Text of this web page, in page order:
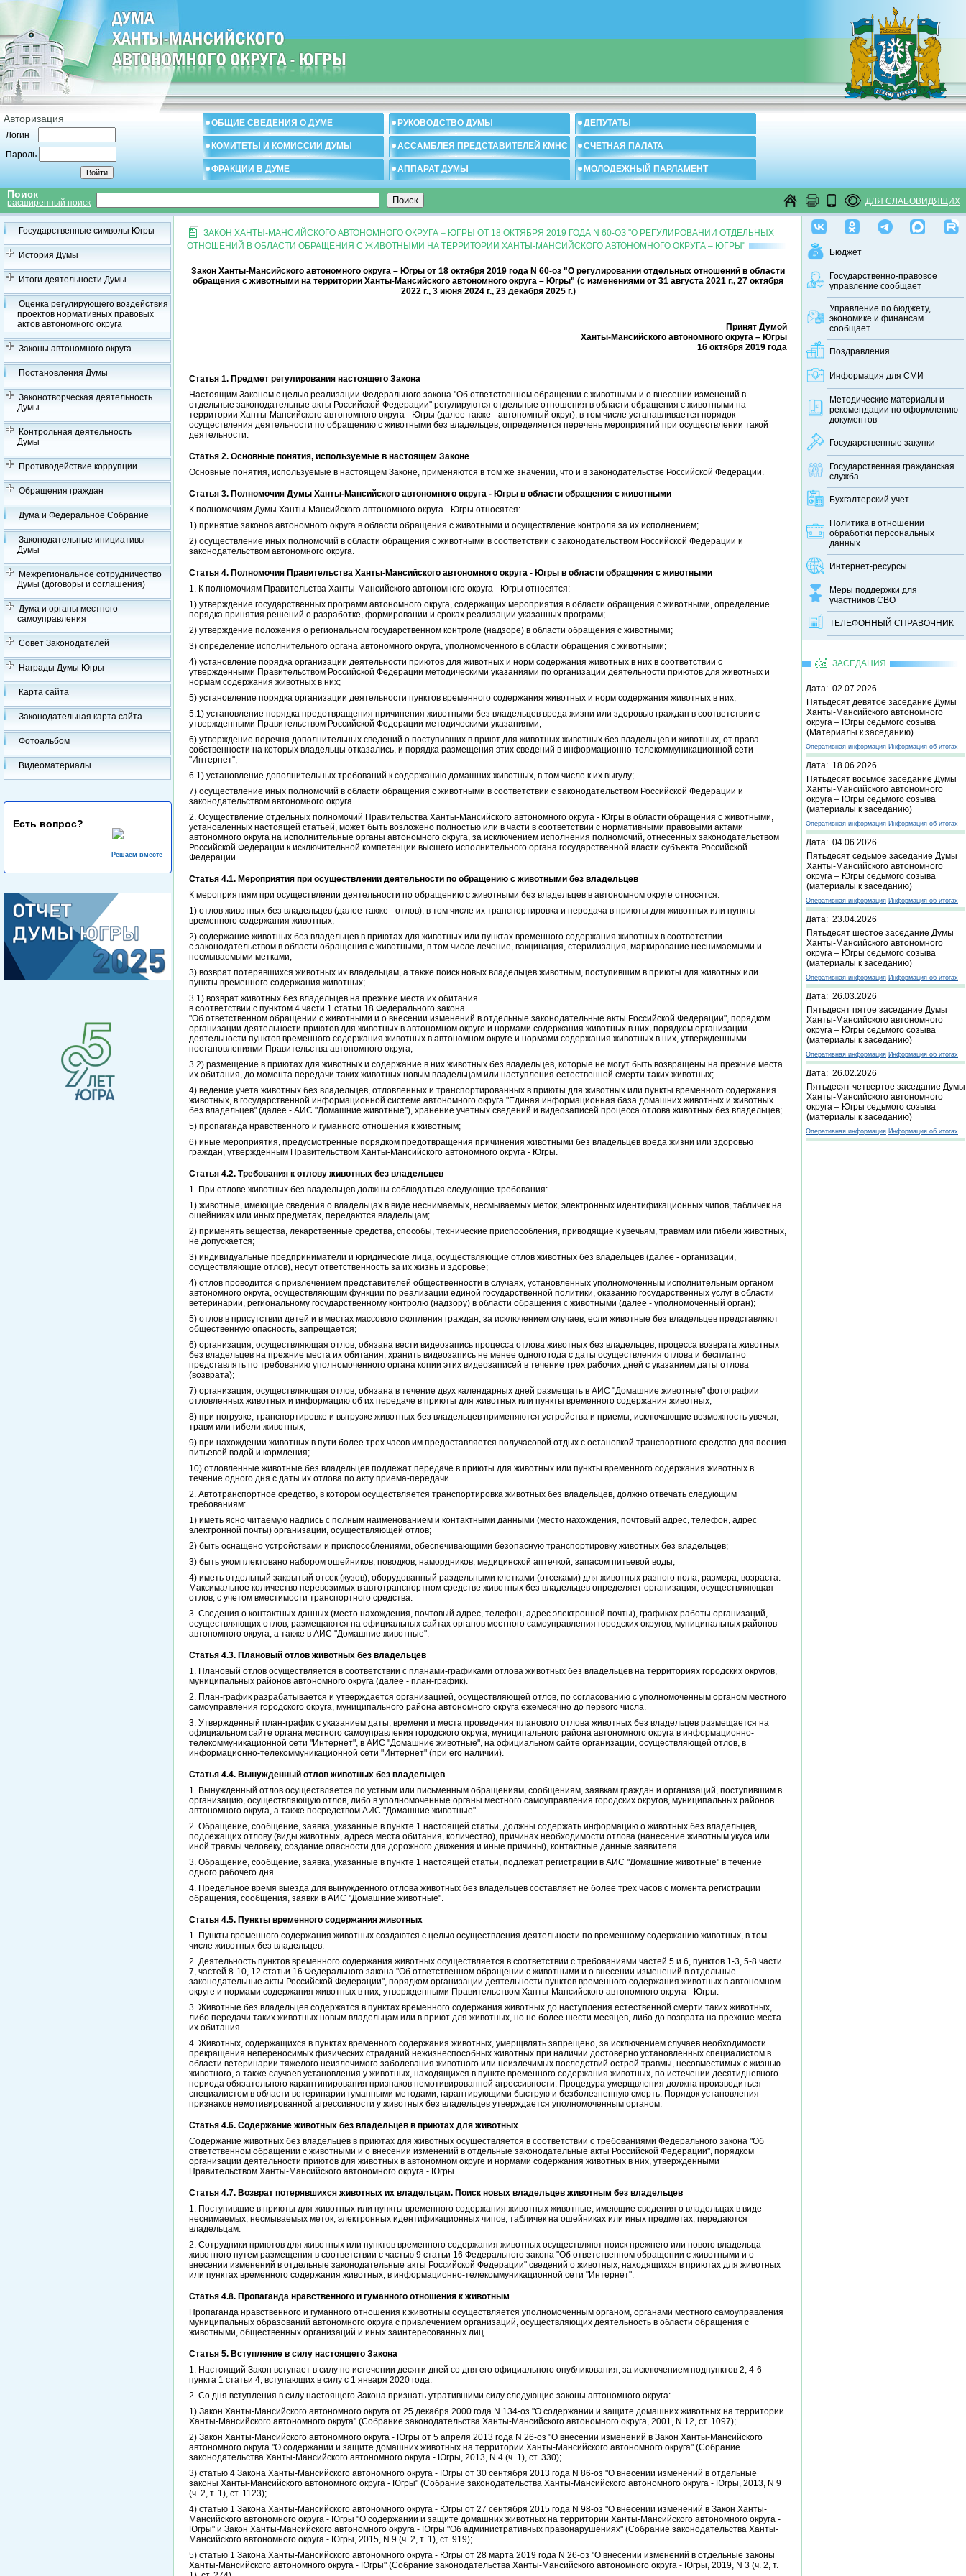
Авторизация
Логин
Пароль
ОБЩИЕ СВЕДЕНИЯ О ДУМЕ РУКОВОДСТВО ДУМЫ ДЕПУТАТЫ
КОМИТЕТЫ И КОМИССИИ ДУМЫ АССАМБЛЕЯ ПРЕДСТАВИТЕЛЕЙ КМНС СЧЕТНАЯ ПАЛАТА
ФРАКЦИИ В ДУМЕ АППАРАТ ДУМЫ МОЛОДЕЖНЫЙ ПАРЛАМЕНТ
Поиск
расширенный поиск ДЛЯ СЛАБОВИДЯЩИХ
Государственные символы Югры
История Думы
Итоги деятельности Думы
Оценка регулирующего воздействия
проектов нормативных правовых
актов автономного округа
Законы автономного округа
Постановления Думы
Законотворческая деятельность
Думы
Контрольная деятельность
Думы
Противодействие коррупции
Обращения граждан
Дума и Федеральное Собрание
Законодательные инициативы
Думы
Межрегиональное сотрудничество
Думы (договоры и соглашения)
Дума и органы местного
самоуправления
Совет Законодателей
Награды Думы Югры
Карта сайта
Законодательная карта сайта
Фотоальбом
Видеоматериалы
Есть вопрос?
Решаем вместе
Бюджет
Государственно-правовое
управление сообщает
Управление по бюджету,
экономике и финансам
сообщает
Поздравления
Информация для СМИ
Методические материалы и
рекомендации по оформлению
документов
Государственные закупки
Государственная гражданская
служба
Бухгалтерский учет
Политика в отношении
обработки персональных
данных
Интернет-ресурсы
Меры поддержки для
участников СВО
ТЕЛЕФОННЫЙ CПРАВОЧНИК
ЗАСЕДАНИЯ
Дата: 02.07.2026
Пятьдесят девятое заседание Думы
Ханты-Мансийского автономного
округа – Югры седьмого созыва
(Материалы к заседанию)
Оперативная информация Информация об итогах
Дата: 18.06.2026
Пятьдесят восьмое заседание Думы
Ханты-Мансийского автономного
округа – Югры седьмого созыва
(материалы к заседанию)
Оперативная информация Информация об итогах
Дата: 04.06.2026
Пятьдесят седьмое заседание Думы
Ханты-Мансийского автономного
округа – Югры седьмого созыва
(материалы к заседанию)
Оперативная информация Информация об итогах
Дата: 23.04.2026
Пятьдесят шестое заседание Думы
Ханты-Мансийского автономного
округа – Югры седьмого созыва
(материалы к заседанию)
Оперативная информация Информация об итогах
Дата: 26.03.2026
Пятьдесят пятое заседание Думы
Ханты-Мансийского автономного
округа – Югры седьмого созыва
(материалы к заседанию)
Оперативная информация Информация об итогах
Дата: 26.02.2026
Пятьдесят четвертое заседание Думы
Ханты-Мансийского автономного
округа – Югры седьмого созыва
(материалы к заседанию)
Оперативная информация Информация об итогах
ЗАКОН ХАНТЫ-МАНСИЙСКОГО АВТОНОМНОГО ОКРУГА – ЮГРЫ ОТ 18 ОКТЯБРЯ 2019 ГОДА N 60-ОЗ "О РЕГУЛИРОВАНИИ ОТДЕЛЬНЫХ
ОТНОШЕНИЙ В ОБЛАСТИ ОБРАЩЕНИЯ С ЖИВОТНЫМИ НА ТЕРРИТОРИИ ХАНТЫ-МАНСИЙСКОГО АВТОНОМНОГО ОКРУГА – ЮГРЫ"
Закон Ханты-Мансийского автономного округа – Югры от 18 октября 2019 года N 60-оз "О регулировании отдельных отношений в области
обращения с животными на территории Ханты-Мансийского автономного округа – Югры" (с изменениями от 31 августа 2021 г., 27 октября
2022 г., 3 июня 2024 г., 23 декабря 2025 г.)
Принят Думой
Ханты-Мансийского автономного округа – Югры
16 октября 2019 года
Статья 1. Предмет регулирования настоящего Закона
Настоящим Законом с целью реализации Федерального закона "Об ответственном обращении с животными и о внесении изменений в
отдельные законодательные акты Российской Федерации" регулируются отдельные отношения в области обращения с животными на
территории Ханты-Мансийского автономного округа - Югры (далее также - автономный округ), в том числе устанавливается порядок
осуществления деятельности по обращению с животными без владельцев, определяется перечень мероприятий при осуществлении такой
деятельности.
Статья 2. Основные понятия, используемые в настоящем Законе
Основные понятия, используемые в настоящем Законе, применяются в том же значении, что и в законодательстве Российской Федерации.
Статья 3. Полномочия Думы Ханты-Мансийского автономного округа - Югры в области обращения с животными
К полномочиям Думы Ханты-Мансийского автономного округа - Югры относятся:
1) принятие законов автономного округа в области обращения с животными и осуществление контроля за их исполнением;
2) осуществление иных полномочий в области обращения с животными в соответствии с законодательством Российской Федерации и
законодательством автономного округа.
Статья 4. Полномочия Правительства Ханты-Мансийского автономного округа - Югры в области обращения с животными
1. К полномочиям Правительства Ханты-Мансийского автономного округа - Югры относятся:
1) утверждение государственных программ автономного округа, содержащих мероприятия в области обращения с животными, определение
порядка принятия решений о разработке, формировании и сроках реализации указанных программ;
2) утверждение положения о региональном государственном контроле (надзоре) в области обращения с животными;
3) определение исполнительного органа автономного округа, уполномоченного в области обращения с животными;
4) установление порядка организации деятельности приютов для животных и норм содержания животных в них в соответствии с
утвержденными Правительством Российской Федерации методическими указаниями по организации деятельности приютов для животных и
нормам содержания животных в них;
5) установление порядка организации деятельности пунктов временного содержания животных и норм содержания животных в них;
5.1) установление порядка предотвращения причинения животными без владельцев вреда жизни или здоровью граждан в соответствии с
утвержденными Правительством Российской Федерации методическими указаниями;
6) утверждение перечня дополнительных сведений о поступивших в приют для животных животных без владельцев и животных, от права
собственности на которых владельцы отказались, и порядка размещения этих сведений в информационно-телекоммуникационной сети
"Интернет";
6.1) установление дополнительных требований к содержанию домашних животных, в том числе к их выгулу;
7) осуществление иных полномочий в области обращения с животными в соответствии с законодательством Российской Федерации и
законодательством автономного округа.
2. Осуществление отдельных полномочий Правительства Ханты-Мансийского автономного округа - Югры в области обращения с животными,
установленных настоящей статьей, может быть возложено полностью или в части в соответствии с нормативными правовыми актами
автономного округа на исполнительные органы автономного округа, за исключением исполнения полномочий, отнесенных законодательством
Российской Федерации к исключительной компетенции высшего исполнительного органа государственной власти субъекта Российской
Федерации.
Статья 4.1. Мероприятия при осуществлении деятельности по обращению с животными без владельцев
К мероприятиям при осуществлении деятельности по обращению с животными без владельцев в автономном округе относятся:
1) отлов животных без владельцев (далее также - отлов), в том числе их транспортировка и передача в приюты для животных или пункты
временного содержания животных;
2) содержание животных без владельцев в приютах для животных или пунктах временного содержания животных в соответствии
с законодательством в области обращения с животными, в том числе лечение, вакцинация, стерилизация, маркирование неснимаемыми и
несмываемыми метками;
3) возврат потерявшихся животных их владельцам, а также поиск новых владельцев животным, поступившим в приюты для животных или
пункты временного содержания животных;
3.1) возврат животных без владельцев на прежние места их обитания
в соответствии с пунктом 4 части 1 статьи 18 Федерального закона
"Об ответственном обращении с животными и о внесении изменений в отдельные законодательные акты Российской Федерации", порядком
организации деятельности приютов для животных в автономном округе и нормами содержания животных в них, порядком организации
деятельности пунктов временного содержания животных в автономном округе и нормами содержания животных в них, утвержденными
постановлениями Правительства автономного округа;
3.2) размещение в приютах для животных и содержание в них животных без владельцев, которые не могут быть возвращены на прежние места
их обитания, до момента передачи таких животных новым владельцам или наступления естественной смерти таких животных;
4) ведение учета животных без владельцев, отловленных и транспортированных в приюты для животных или пункты временного содержания
животных, в государственной информационной системе автономного округа "Единая информационная база домашних животных и животных
без владельцев" (далее - АИС "Домашние животные"), хранение учетных сведений и видеозаписей процесса отлова животных без владельцев;
5) пропаганда нравственного и гуманного отношения к животным;
6) иные мероприятия, предусмотренные порядком предотвращения причинения животными без владельцев вреда жизни или здоровью
граждан, утвержденным Правительством Ханты-Мансийского автономного округа - Югры.
Статья 4.2. Требования к отлову животных без владельцев
1. При отлове животных без владельцев должны соблюдаться следующие требования:
1) животные, имеющие сведения о владельцах в виде неснимаемых, несмываемых меток, электронных идентификационных чипов, табличек на
ошейниках или иных предметах, передаются владельцам;
2) применять вещества, лекарственные средства, способы, технические приспособления, приводящие к увечьям, травмам или гибели животных,
не допускается;
3) индивидуальные предприниматели и юридические лица, осуществляющие отлов животных без владельцев (далее - организации,
осуществляющие отлов), несут ответственность за их жизнь и здоровье;
4) отлов проводится с привлечением представителей общественности в случаях, установленных уполномоченным исполнительным органом
автономного округа, осуществляющим функции по реализации единой государственной политики, оказанию государственных услуг в области
ветеринарии, региональному государственному контролю (надзору) в области обращения с животными (далее - уполномоченный орган);
5) отлов в присутствии детей и в местах массового скопления граждан, за исключением случаев, если животные без владельцев представляют
общественную опасность, запрещается;
6) организация, осуществляющая отлов, обязана вести видеозапись процесса отлова животных без владельцев, процесса возврата животных
без владельцев на прежние места их обитания, хранить видеозапись не менее одного года с даты осуществления отлова и бесплатно
представлять по требованию уполномоченного органа копии этих видеозаписей в течение трех рабочих дней с указанием даты отлова
(возврата);
7) организация, осуществляющая отлов, обязана в течение двух календарных дней размещать в АИС "Домашние животные" фотографии
отловленных животных и информацию об их передаче в приюты для животных или пункты временного содержания животных;
8) при погрузке, транспортировке и выгрузке животных без владельцев применяются устройства и приемы, исключающие возможность увечья,
травм или гибели животных;
9) при нахождении животных в пути более трех часов им предоставляется получасовой отдых с остановкой транспортного средства для поения
питьевой водой и кормления;
10) отловленные животные без владельцев подлежат передаче в приюты для животных или пункты временного содержания животных в
течение одного дня с даты их отлова по акту приема-передачи.
2. Автотранспортное средство, в котором осуществляется транспортировка животных без владельцев, должно отвечать следующим
требованиям:
1) иметь ясно читаемую надпись с полным наименованием и контактными данными (место нахождения, почтовый адрес, телефон, адрес
электронной почты) организации, осуществляющей отлов;
2) быть оснащено устройствами и приспособлениями, обеспечивающими безопасную транспортировку животных без владельцев;
3) быть укомплектовано набором ошейников, поводков, намордников, медицинской аптечкой, запасом питьевой воды;
4) иметь отдельный закрытый отсек (кузов), оборудованный раздельными клетками (отсеками) для животных разного пола, размера, возраста.
Максимальное количество перевозимых в автотранспортном средстве животных без владельцев определяет организация, осуществляющая
отлов, с учетом вместимости транспортного средства.
3. Сведения о контактных данных (место нахождения, почтовый адрес, телефон, адрес электронной почты), графиках работы организаций,
осуществляющих отлов, размещаются на официальных сайтах органов местного самоуправления городских округов, муниципальных районов
автономного округа, а также в АИС "Домашние животные".
Статья 4.3. Плановый отлов животных без владельцев
1. Плановый отлов осуществляется в соответствии с планами-графиками отлова животных без владельцев на территориях городских округов,
муниципальных районов автономного округа (далее - план-график).
2. План-график разрабатывается и утверждается организацией, осуществляющей отлов, по согласованию с уполномоченным органом местного
самоуправления городского округа, муниципального района автономного округа ежемесячно до первого числа.
3. Утвержденный план-график с указанием даты, времени и места проведения планового отлова животных без владельцев размещается на
официальном сайте органа местного самоуправления городского округа, муниципального района автономного округа в информационно-
телекоммуникационной сети "Интернет", в АИС "Домашние животные", на официальном сайте организации, осуществляющей отлов, в
информационно-телекоммуникационной сети "Интернет" (при его наличии).
Статья 4.4. Вынужденный отлов животных без владельцев
1. Вынужденный отлов осуществляется по устным или письменным обращениям, сообщениям, заявкам граждан и организаций, поступившим в
организацию, осуществляющую отлов, либо в уполномоченные органы местного самоуправления городских округов, муниципальных районов
автономного округа, а также посредством АИС "Домашние животные".
2. Обращение, сообщение, заявка, указанные в пункте 1 настоящей статьи, должны содержать информацию о животных без владельцев,
подлежащих отлову (виды животных, адреса места обитания, количество), причинах необходимости отлова (нанесение животным укуса или
иной травмы человеку, создание опасности для дорожного движения и иные причины), контактные данные заявителя.
3. Обращение, сообщение, заявка, указанные в пункте 1 настоящей статьи, подлежат регистрации в АИС "Домашние животные" в течение
одного рабочего дня.
4. Предельное время выезда для вынужденного отлова животных без владельцев составляет не более трех часов с момента регистрации
обращения, сообщения, заявки в АИС "Домашние животные".
Статья 4.5. Пункты временного содержания животных
1. Пункты временного содержания животных создаются с целью осуществления деятельности по временному содержанию животных, в том
числе животных без владельцев.
2. Деятельность пунктов временного содержания животных осуществляется в соответствии с требованиями частей 5 и 6, пунктов 1-3, 5-8 части
7, частей 8-10, 12 статьи 16 Федерального закона "Об ответственном обращении с животными и о внесении изменений в отдельные
законодательные акты Российской Федерации", порядком организации деятельности пунктов временного содержания животных в автономном
округе и нормами содержания животных в них, утвержденными Правительством Ханты-Мансийского автономного округа - Югры.
3. Животные без владельцев содержатся в пунктах временного содержания животных до наступления естественной смерти таких животных,
либо передачи таких животных новым владельцам или в приют для животных, но не более шести месяцев, либо до возврата на прежние места
их обитания.
4. Животных, содержащихся в пунктах временного содержания животных, умерщвлять запрещено, за исключением случаев необходимости
прекращения непереносимых физических страданий нежизнеспособных животных при наличии достоверно установленных специалистом в
области ветеринарии тяжелого неизлечимого заболевания животного или неизлечимых последствий острой травмы, несовместимых с жизнью
животного, а также случаев установления у животных, находящихся в пункте временного содержания животных, по истечении десятидневного
периода обязательного карантинирования признаков немотивированной агрессивности. Процедура умерщвления должна производиться
специалистом в области ветеринарии гуманными методами, гарантирующими быструю и безболезненную смерть. Порядок установления
признаков немотивированной агрессивности у животных без владельцев утверждается уполномоченным органом.
Статья 4.6. Содержание животных без владельцев в приютах для животных
Содержание животных без владельцев в приютах для животных осуществляется в соответствии с требованиями Федерального закона "Об
ответственном обращении с животными и о внесении изменений в отдельные законодательные акты Российской Федерации", порядком
организации деятельности приютов для животных в автономном округе и нормами содержания животных в них, утвержденными
Правительством Ханты-Мансийского автономного округа - Югры.
Статья 4.7. Возврат потерявшихся животных их владельцам. Поиск новых владельцев животным без владельцев
1. Поступившие в приюты для животных или пункты временного содержания животных животные, имеющие сведения о владельцах в виде
неснимаемых, несмываемых меток, электронных идентификационных чипов, табличек на ошейниках или иных предметах, передаются
владельцам.
2. Сотрудники приютов для животных или пунктов временного содержания животных осуществляют поиск прежнего или нового владельца
животного путем размещения в соответствии с частью 9 статьи 16 Федерального закона "Об ответственном обращении с животными и о
внесении изменений в отдельные законодательные акты Российской Федерации" сведений о животных, находящихся в приютах для животных
или пунктах временного содержания животных, в информационно-телекоммуникационной сети "Интернет".
Статья 4.8. Пропаганда нравственного и гуманного отношения к животным
Пропаганда нравственного и гуманного отношения к животным осуществляется уполномоченным органом, органами местного самоуправления
муниципальных образований автономного округа с привлечением организаций, осуществляющих деятельность в области обращения с
животными, общественных организаций и иных заинтересованных лиц.
Статья 5. Вступление в силу настоящего Закона
1. Настоящий Закон вступает в силу по истечении десяти дней со дня его официального опубликования, за исключением подпунктов 2, 4-6
пункта 1 статьи 4, вступающих в силу с 1 января 2020 года.
2. Со дня вступления в силу настоящего Закона признать утратившими силу следующие законы автономного округа:
1) Закон Ханты-Мансийского автономного округа от 25 декабря 2000 года N 134-оз "О содержании и защите домашних животных на территории
Ханты-Мансийского автономного округа" (Собрание законодательства Ханты-Мансийского автономного округа, 2001, N 12, ст. 1097);
2) Закон Ханты-Мансийского автономного округа - Югры от 5 апреля 2013 года N 26-оз "О внесении изменений в Закон Ханты-Мансийского
автономного округа "О содержании и защите домашних животных на территории Ханты-Мансийского автономного округа" (Собрание
законодательства Ханты-Мансийского автономного округа - Югры, 2013, N 4 (ч. 1), ст. 330);
3) статью 4 Закона Ханты-Мансийского автономного округа - Югры от 30 сентября 2013 года N 86-оз "О внесении изменений в отдельные
законы Ханты-Мансийского автономного округа - Югры" (Собрание законодательства Ханты-Мансийского автономного округа - Югры, 2013, N 9
(ч. 2, т. 1), ст. 1123);
4) статью 1 Закона Ханты-Мансийского автономного округа - Югры от 27 сентября 2015 года N 98-оз "О внесении изменений в Закон Ханты-
Мансийского автономного округа - Югры "О содержании и защите домашних животных на территории Ханты-Мансийского автономного округа -
Югры" и Закон Ханты-Мансийского автономного округа - Югры "Об административных правонарушениях" (Собрание законодательства Ханты-
Мансийского автономного округа - Югры, 2015, N 9 (ч. 2, т. 1), ст. 919);
5) статью 1 Закона Ханты-Мансийского автономного округа - Югры от 28 марта 2019 года N 26-оз "О внесении изменений в отдельные законы
Ханты-Мансийского автономного округа - Югры" (Собрание законодательства Ханты-Мансийского автономного округа - Югры, 2019, N 3 (ч. 2, т.